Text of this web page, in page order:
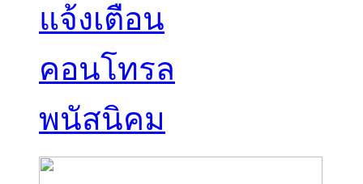
แจ้งเตือน
คอนโทรล
พนัสนิคม